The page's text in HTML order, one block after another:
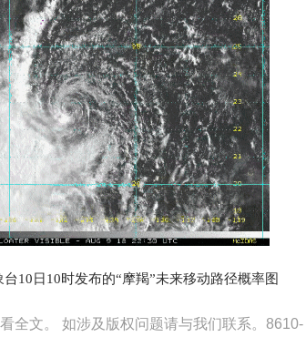
10日10时发布的“摩羯”未来移动路径概率图
全文。 如涉及版权问题请与我们联系。8610-